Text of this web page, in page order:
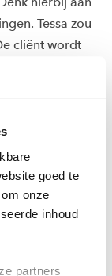
goed te
onze
inhoud
partners
Tessa zou
cliënt wordt
dag gepland
met de
Sylke.
werkt.